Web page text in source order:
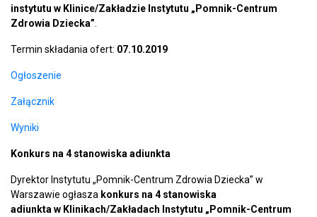
instytutu w Klinice/Zakładzie Instytutu „Pomnik-Centrum
Zdrowia Dziecka”
Termin składania ofert: 07.10.2019
Ogłoszenie
Załącznik
Wyniki
Konkurs na 4 stanowiska adiunkta
Dyrektor Instytutu „Pomnik-Centrum Zdrowia Dziecka” w
Warszawie ogłasza konkurs na 4 stanowiska
adiunkta w Klinikach/Zakładach Instytutu „Pomnik-Centrum